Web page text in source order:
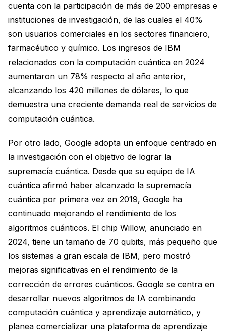
cuenta con la participación de más de 200 empresas e
instituciones de investigación, de las cuales el 40%
son usuarios comerciales en los sectores financiero,
farmacéutico y químico. Los ingresos de IBM
relacionados con la computación cuántica en 2024
aumentaron un 78% respecto al año anterior,
alcanzando los 420 millones de dólares, lo que
demuestra una creciente demanda real de servicios de
computación cuántica.
Por otro lado, Google adopta un enfoque centrado en
la investigación con el objetivo de lograr la
supremacía cuántica. Desde que su equipo de IA
cuántica afirmó haber alcanzado la supremacía
cuántica por primera vez en 2019, Google ha
continuado mejorando el rendimiento de los
algoritmos cuánticos. El chip Willow, anunciado en
2024, tiene un tamaño de 70 qubits, más pequeño que
los sistemas a gran escala de IBM, pero mostró
mejoras significativas en el rendimiento de la
corrección de errores cuánticos. Google se centra en
desarrollar nuevos algoritmos de IA combinando
computación cuántica y aprendizaje automático, y
planea comercializar una plataforma de aprendizaje